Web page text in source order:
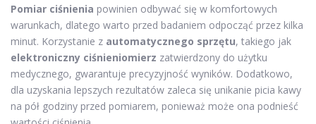
Pomiar ciśnienia powinien odbywać się w komfortowych
warunkach, dlatego warto przed badaniem odpocząć przez kilka
minut. Korzystanie z automatycznego sprzętu, takiego jak
elektroniczny ciśnieniomierz zatwierdzony do użytku
medycznego, gwarantuje precyzyjność wyników. Dodatkowo,
dla uzyskania lepszych rezultatów zaleca się unikanie picia kawy
na pół godziny przed pomiarem, ponieważ może ona podnieść